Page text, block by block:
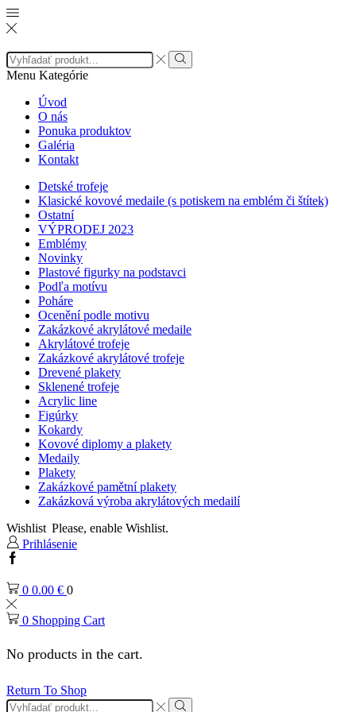
Search
input
Search
Menu Kategórie
Úvod
O nás
Ponuka produktov
Galéria
Kontakt
Detské trofeje
Klasické kovové medaile (s potiskem na emblém či štítek)
Ostatní
VÝPRODEJ 2023
Emblémy
Novinky
Plastové figurky na podstavci
Podľa motívu
Poháre
Ocenění podle motivu
Zakázkové akrylátové medaile
Akrylátové trofeje
Zakázkové akrylátové trofeje
Drevené plakety
Sklenené trofeje
Acrylic line
Figúrky
Kokardy
Kovové diplomy a plakety
Medaily
Plakety
Zakázkové pamětní plakety
Zakázková výroba akrylátových medailí
Wishlist Please, enable Wishlist.
Prihlásenie
Facebook
0 0.00 € 0
0 Shopping Cart
No products in the cart.
Return To Shop
Search